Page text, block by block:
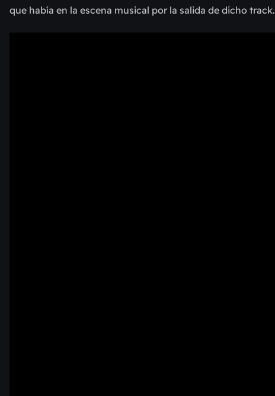
que había en la escena musical por la salida de dicho track.